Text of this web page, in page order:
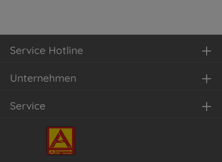
Service Hotline
Unternehmen
Service